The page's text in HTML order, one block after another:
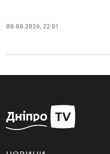
08.08.2026, 22:01